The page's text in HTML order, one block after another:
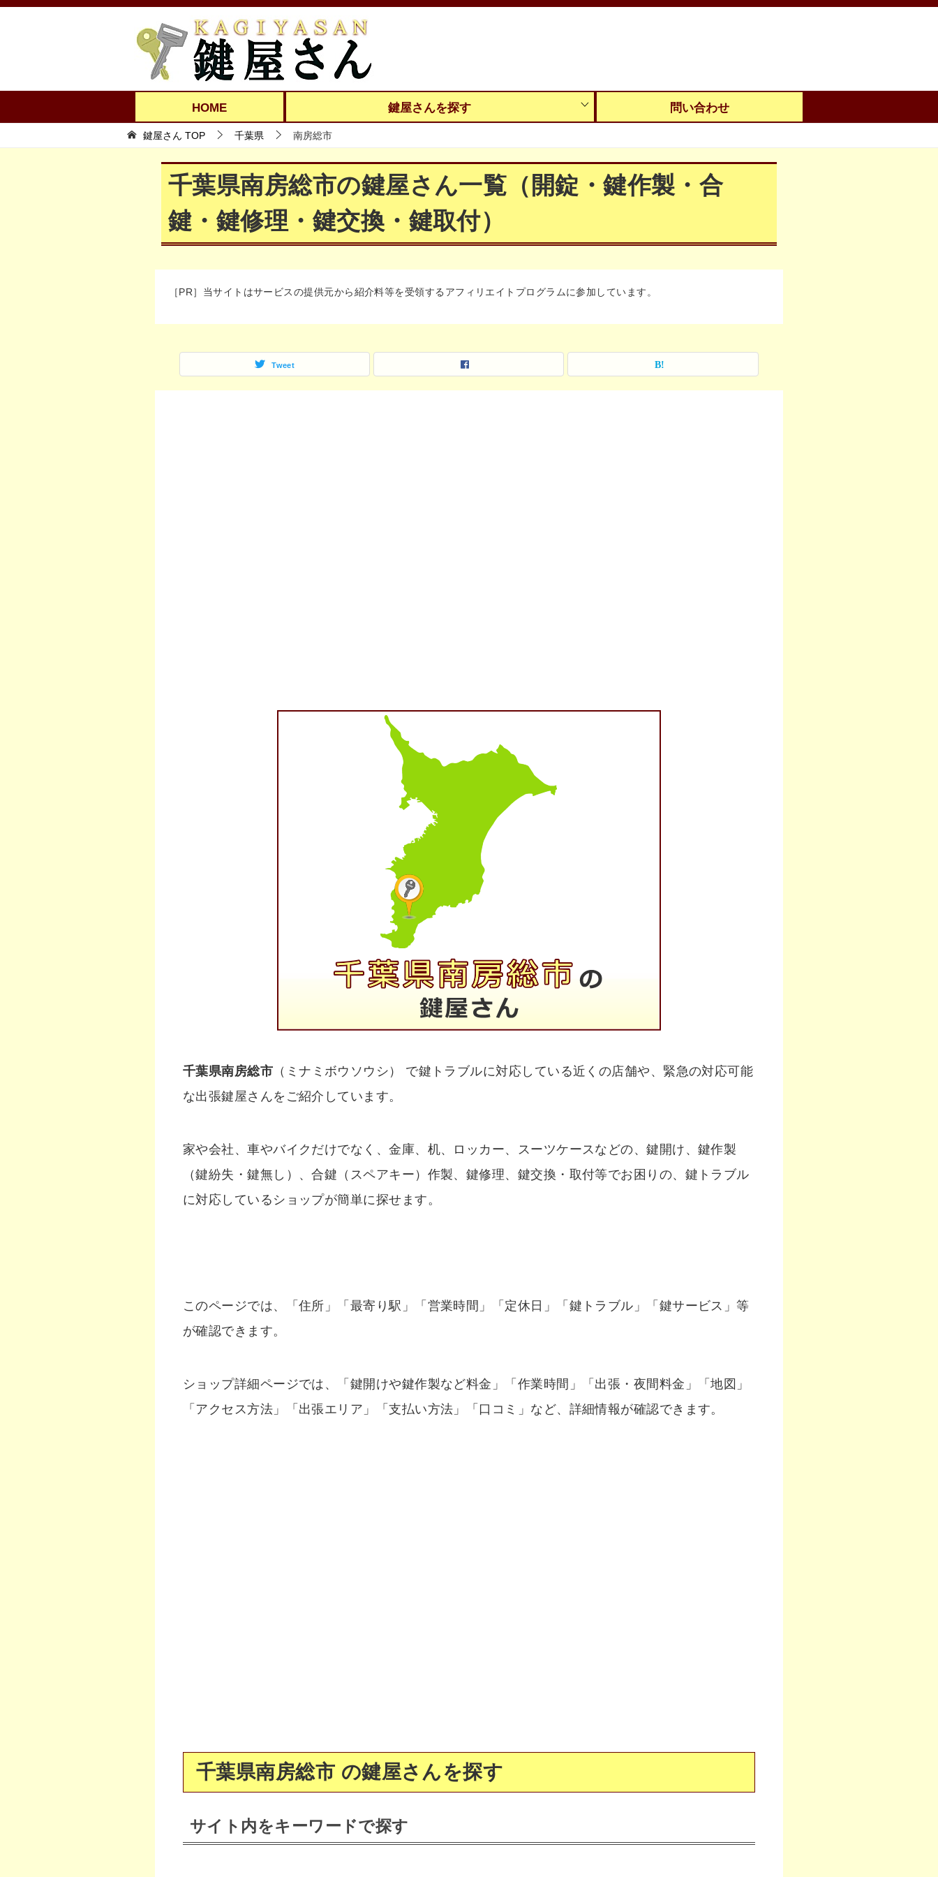
HOME 鍵屋さんを探す 問い合わせ
鍵屋さん TOP 千葉県 南房総市
千葉県南房総市の鍵屋さん一覧（開錠・鍵作製・合
鍵・鍵修理・鍵交換・鍵取付）
［PR］当サイトはサービスの提供元から紹介料等を受領するアフィリエイトプログラムに参加しています。
Tweet
千葉県南房総市 （ミナミボウソウシ） で鍵トラブルに対応している近くの店舗や、緊急の対応可能
な出張鍵屋さんをご紹介しています。
家や会社、車やバイクだけでなく、金庫、机、ロッカー、スーツケースなどの、鍵開け、鍵作製
（鍵紛失・鍵無し）、合鍵（スペアキー）作製、鍵修理、鍵交換・取付等でお困りの、鍵トラブル
に対応しているショップが簡単に探せます。
このページでは、「住所」「最寄り駅」「営業時間」「定休日」「鍵トラブル」「鍵サービス」等
が確認できます。
ショップ詳細ページでは、「鍵開けや鍵作製など料金」「作業時間」「出張・夜間料金」「地図」
「アクセス方法」「出張エリア」「支払い方法」「口コミ」など、詳細情報が確認できます。
千葉県南房総市 の鍵屋さんを探す
サイト内をキーワードで探す